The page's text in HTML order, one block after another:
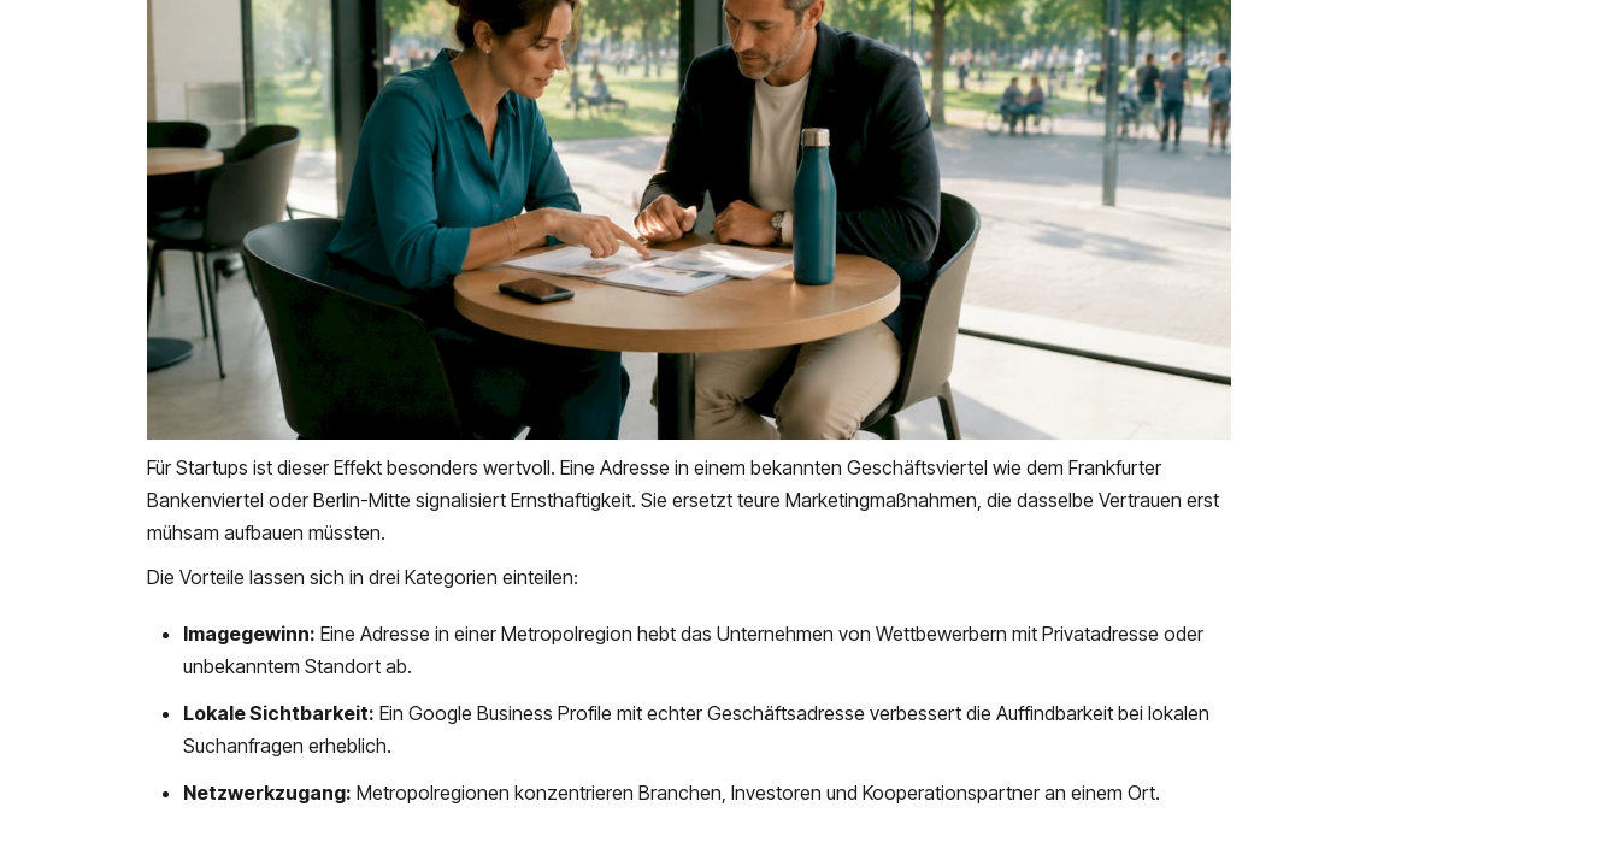
Für Startups ist dieser Effekt besonders wertvoll. Eine Adresse in einem bekannten Geschäftsviertel wie dem Frankfurter
Bankenviertel oder Berlin-Mitte signalisiert Ernsthaftigkeit. Sie ersetzt teure Marketingmaßnahmen, die dasselbe Vertrauen erst
mühsam aufbauen müssten.
Die Vorteile lassen sich in drei Kategorien einteilen:
Imagegewinn: Eine Adresse in einer Metropolregion hebt das Unternehmen von Wettbewerbern mit Privatadresse oder
unbekanntem Standort ab.
Lokale Sichtbarkeit: Ein Google Business Profile mit echter Geschäftsadresse verbessert die Auffindbarkeit bei lokalen
Suchanfragen erheblich.
Netzwerkzugang: Metropolregionen konzentrieren Branchen, Investoren und Kooperationspartner an einem Ort.